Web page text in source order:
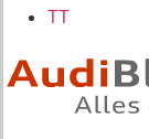
TT